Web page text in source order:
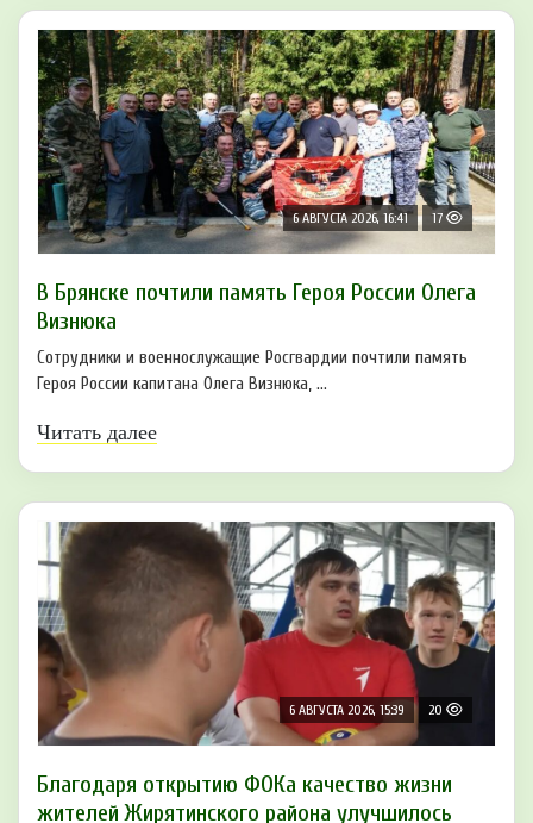
6 АВГУСТА 2026, 16:41 17
В Брянске почтили память Героя России Олега
Визнюка
Сотрудники и военнослужащие Росгвардии почтили память
Героя России капитана Олега Визнюка, ...
Читать далее
6 АВГУСТА 2026, 15:39 20
Благодаря открытию ФОКа качество жизни
жителей Жирятинского района улучшилось